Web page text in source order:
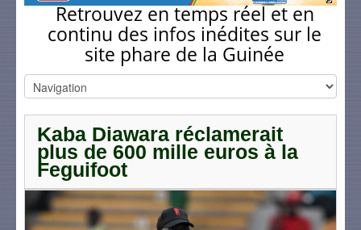
Retrouvez en temps réel et en
continu des infos inédites sur le
site phare de la Guinée
Kaba Diawara réclamerait
plus de 600 mille euros à la
Feguifoot